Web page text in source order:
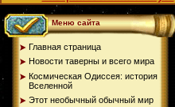
Меню сайта
Главная страница
Новости таверны и всего мира
Космическая Одиссея: история
Вселенной
Этот необычный обычный мир